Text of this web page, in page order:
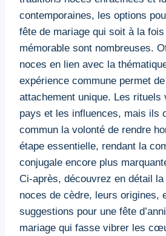
contemporaines, les options
fête de mariage qui soit à la
mémorable sont nombreuses.
noces en lien avec la
expérience commune permet
attachement unique. Les rituels
pays et les influences, mais ils
commun la volonté de rendre
étape essentielle, rendant la
conjugale encore plus
Ci-après, découvrez en détail
noces de cèdre, leurs origines,
suggestions pour une fête
mariage qui fasse vibrer les